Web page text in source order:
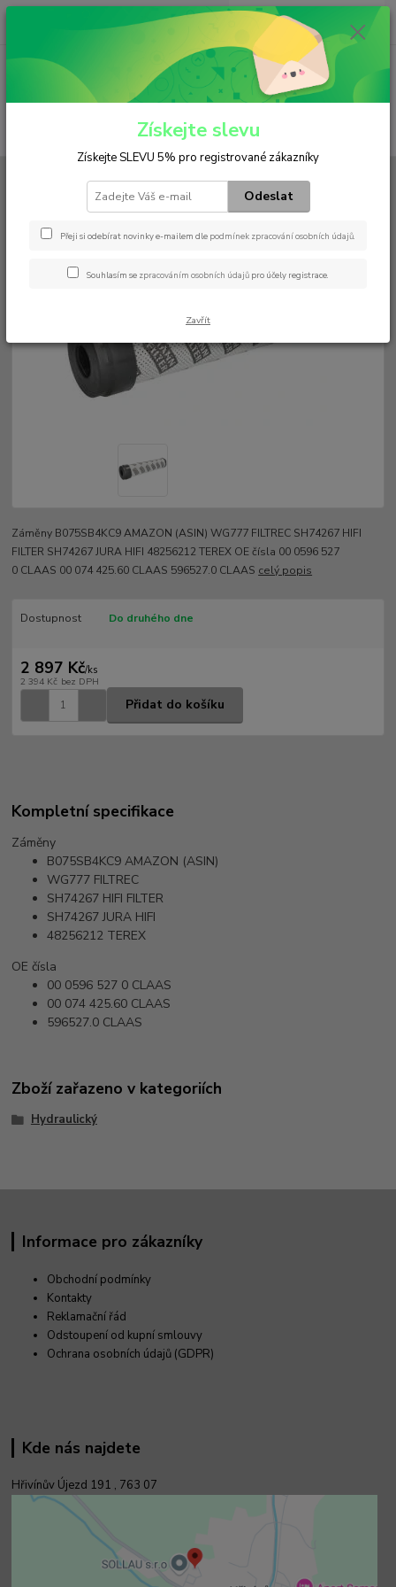
(Po-Pá, 6:30-15 hod.)
ks
0 Kč
H 10 002
Záměny B075SB4KC9 AMAZON (ASIN) WG777 FILTREC SH74267 HIFI
FILTER SH74267 JURA HIFI 48256212 TEREX OE čísla 00 0596 527
0 CLAAS 00 074 425.60 CLAAS 596527.0 CLAAS celý popis
Dostupnost Do druhého dne
2 897 Kč/ks
2 394 Kč bez DPH
Přidat do košíku
Kompletní specifikace
Záměny
B075SB4KC9 AMAZON (ASIN)
WG777 FILTREC
SH74267 HIFI FILTER
SH74267 JURA HIFI
48256212 TEREX
OE čísla
00 0596 527 0 CLAAS
00 074 425.60 CLAAS
596527.0 CLAAS
Zboží zařazeno v kategoriích
Hydraulický
Informace pro zákazníky
Obchodní podmínky
Kontakty
Reklamační řád
Odstoupení od kupní smlouvy
Ochrana osobních údajů (GDPR)
Kde nás najdete
Hřivínův Újezd 191 , 763 07
Získejte slevu
Získejte SLEVU 5% pro registrované zákazníky
Odeslat
Přeji si odebírat novinky e-mailem dle podmínek zpracování osobních údajů.
Souhlasím se zpracováním osobních údajů pro účely registrace.
Zavřít